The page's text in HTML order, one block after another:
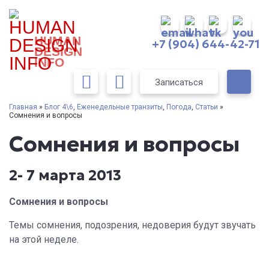
HUMAN
DESIGN
INFO
+7 (904) 644-42-71
Записаться
Главная » Блог 4\6, Еженедельные транзиты, Погода, Статьи »
Сомнения и вопросы
Сомнения и вопросы
2- 7 марта 2013
Сомнения и вопросы
Темы сомнения, подозрения, недоверия будут звучать
на этой неделе.